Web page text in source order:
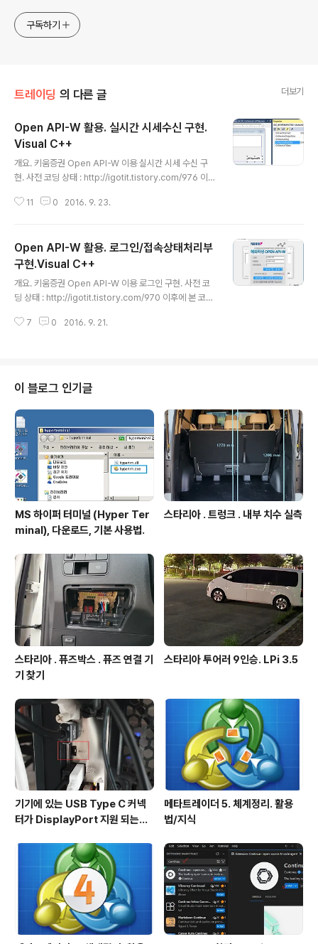
구독하기
트레이딩 의 다른 글 더보기
Open API-W 활용. 실시간 시세수신 구현.
Visual C++
개요. 키움증권 Open API-W 이용 실시간 시세 수신 구
현. 사전 코딩 상태 : http://igotit.tistory.com/976 이후
실시간 시세수신 처리 흐름 . 1. Tr code opt10001(현재
해당종목의 실시간시세수신받을 수 있다. 2. 상기1 시점 이
후 시세수신 이벤트 OnReceiveRealData 발생하며, 본
이벤트 핸들러 내에서 실시간 시세 데이터 확보. 3. 실시간
수신해제 함수 : DisconnectRealData(화면번호) 상세.
단계1. 실시간 시세 이벤트 핸들러 추가. KFOpen..
11 0 2016. 9. 23.
Open API-W 활용. 로그인/접속상태처리부
구현.Visual C++
개요. 키움증권 Open API-W 이용 로그인 구현. 사전 코
딩 상태 : http://igotit.tistory.com/970 이후에 본 코드
수 호출하면 API-W 내장되어있는 로그인 창 뜨며 키보드
이후 로그인 처리결과 이벤트 처리함. 상세 처리1. 로그인
함수 호출. 함수 InitDevice내에서 CommConnect() 함
수 호출되게 함. 처리2. 연결정보이벤트 핸들러 등록 및 처
리 코드 추가. 이벤트 핸들러 추가.상기과정에서 추가된 핸
들러 부분에 아래 처럼 처..
7 0 2016. 9. 21.
이 블로그 인기글
MS 하이퍼 터미널 (Hyper Ter
minal), 다운로드, 기본 사용법.
스타리아 . 트렁크 . 내부 치수 실측
스타리아 . 퓨즈박스 . 퓨즈 연결 기
기 찾기
스타리아 투어러 9인승. LPi 3.5
기기에 있는 USB Type C 커넥
터가 DisplayPort 지원 되는지
메타트레이더 5. 체계정리. 활용
법/지식